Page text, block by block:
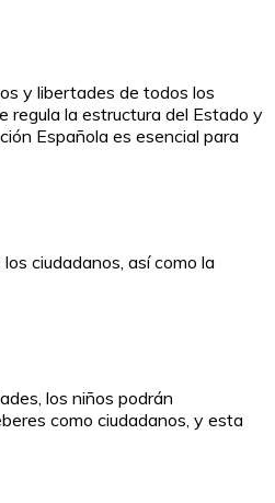
y libertades de todos los
regula la estructura del Estado y
Española es esencial para
ciudadanos, así como la
los niños podrán
como ciudadanos, y esta